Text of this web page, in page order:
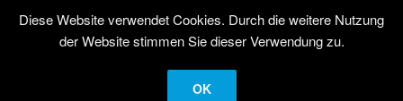
InhaltSTRATEGISCHE
AKTIENANLAGE
Langfristige Kapitalanlage in Aktien
Diese Website verwendet Cookies. Durch die weitere Nutzung
der Website stimmen Sie dieser Verwendung zu.
OK